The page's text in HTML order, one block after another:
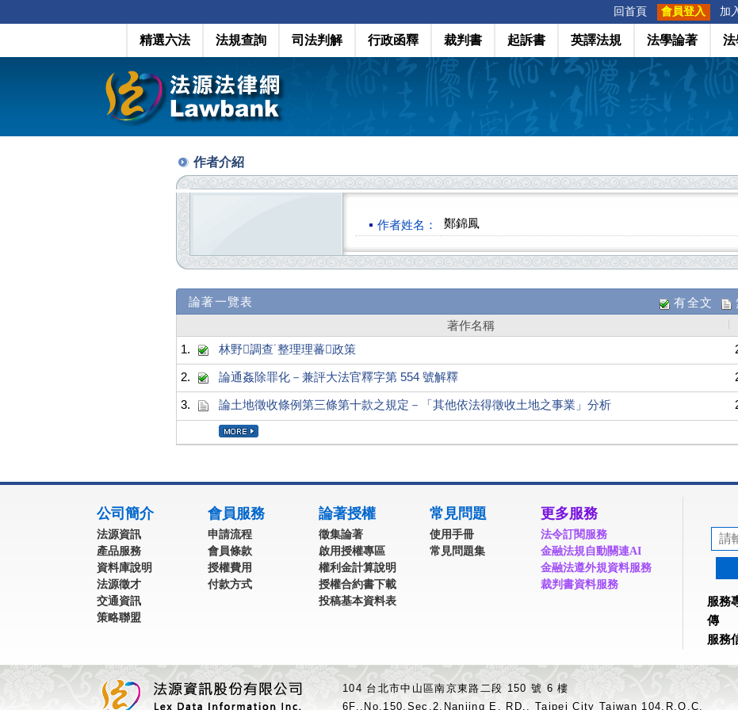
回首頁 會員登入 加
精選六法 法規查詢 司法判解 行政函釋 裁判書 起訴書 英譯法規 法學論著 法
作者介紹
作者姓名： 鄭錦鳳
論著一覽表 有全文
著作名稱
1.
林野調查˙整理理蕃政策
2. 論通姦除罪化－兼評大法官釋字第 554 號解釋
3. 論土地徵收條例第三條第十款之規定－「其他依法得徵收土地之事業」分析
公司簡介
法源資訊
產品服務
資料庫說明
法源徵才
交通資訊
策略聯盟
會員服務
申請流程
會員條款
授權費用
付款方式
論著授權
徵集論著
啟用授權專區
權利金計算說明
授權合約書下載
投稿基本資料表
常見問題
使用手冊
常見問題集
更多服務
法令訂閱服務
金融法規自動關連AI
金融法遵外規資料服務
裁判書資料服務
服務
傳
服務
104 台北市中山區南京東路二段 150 號 6 樓
6F.,No.150,Sec.2,Nanjing E. RD., Taipei City Taiwan 104,R.O.C.